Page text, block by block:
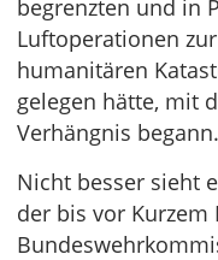
begrenzten und in
Luftoperationen
humanitären
gelegen hätte, mit
Verhängnis begann.
Nicht besser sieht
der bis vor